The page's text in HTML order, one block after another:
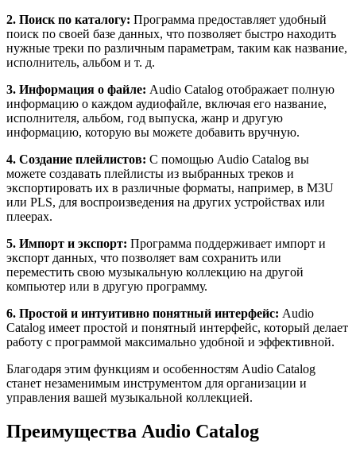
2. Поиск по каталогу: Программа предоставляет удобный
поиск по своей базе данных, что позволяет быстро находить
нужные треки по различным параметрам, таким как название,
исполнитель, альбом и т. д.
3. Информация о файле: Audio Catalog отображает полную
информацию о каждом аудиофайле, включая его название,
исполнителя, альбом, год выпуска, жанр и другую
информацию, которую вы можете добавить вручную.
4. Создание плейлистов: С помощью Audio Catalog вы
можете создавать плейлисты из выбранных треков и
экспортировать их в различные форматы, например, в M3U
или PLS, для воспроизведения на других устройствах или
плеерах.
5. Импорт и экспорт: Программа поддерживает импорт и
экспорт данных, что позволяет вам сохранить или
переместить свою музыкальную коллекцию на другой
компьютер или в другую программу.
6. Простой и интуитивно понятный интерфейс: Audio
Catalog имеет простой и понятный интерфейс, который делает
работу с программой максимально удобной и эффективной.
Благодаря этим функциям и особенностям Audio Catalog
станет незаменимым инструментом для организации и
управления вашей музыкальной коллекцией.
Преимущества Audio Catalog